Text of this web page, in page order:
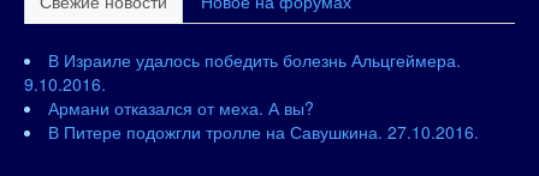
В Израиле удалось победить болезнь Альцгеймера.
9.10.2016.
Армани отказался от меха. А вы?
В Питере подожгли тролле на Савушкина. 27.10.2016.